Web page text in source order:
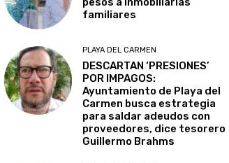
familiares
PLAYA DEL CARMEN
DESCARTAN ‘PRESIONES’
POR IMPAGOS:
Ayuntamiento de Playa del
Carmen busca estrategia
para saldar adeudos con
proveedores, dice tesorero
Guillermo Brahms